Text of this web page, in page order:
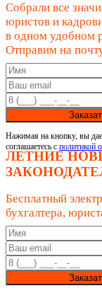
Собрали все
юристов и
в одном удобном
Отправим на
Нажимая на кнопку, вы
соглашаетесь с политикой
ЛЕТНИЕ
Бесплатный
бухгалтера,